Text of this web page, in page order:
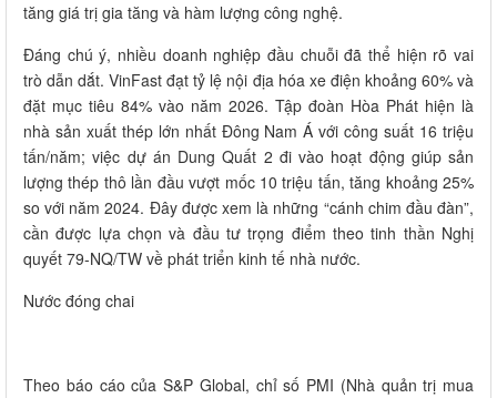
tăng giá trị gia tăng và hàm lượng công nghệ.
Đáng chú ý, nhiều doanh nghiệp đầu chuỗi đã thể hiện rõ vai
trò dẫn dắt. VinFast đạt tỷ lệ nội địa hóa xe điện khoảng 60% và
đặt mục tiêu 84% vào năm 2026. Tập đoàn Hòa Phát hiện là
nhà sản xuất thép lớn nhất Đông Nam Á với công suất 16 triệu
tấn/năm; việc dự án Dung Quất 2 đi vào hoạt động giúp sản
lượng thép thô lần đầu vượt mốc 10 triệu tấn, tăng khoảng 25%
so với năm 2024. Đây được xem là những “cánh chim đầu đàn”,
cần được lựa chọn và đầu tư trọng điểm theo tinh thần Nghị
quyết 79-NQ/TW về phát triển kinh tế nhà nước.
Nước đóng chai
Theo báo cáo của S&P Global, chỉ số PMI (Nhà quản trị mua